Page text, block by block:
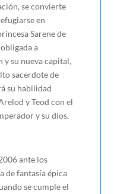
se convierte
en
Sarene de
a
y su nueva capital,
sacerdote de
su habilidad
y Teod con el
y su dios.
ante los
de fantasía épica
se cumple el